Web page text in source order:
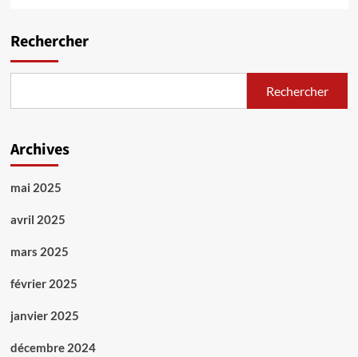
Rechercher
Rechercher
Archives
mai 2025
avril 2025
mars 2025
février 2025
janvier 2025
décembre 2024